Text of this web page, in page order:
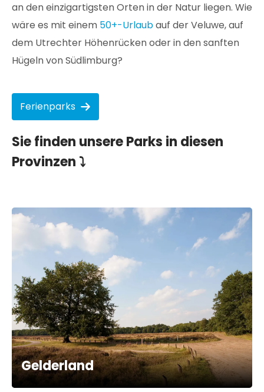
an den einzigartigsten Orten in der Natur liegen. Wie
wäre es mit einem 50+-Urlaubauf der Veluwe, auf
dem Utrechter Höhenrücken oder in den sanften
Hügeln von Südlimburg?
Ferienparks
Sie finden unsere Parks in diesen
Provinzen ⤵
Gelderland